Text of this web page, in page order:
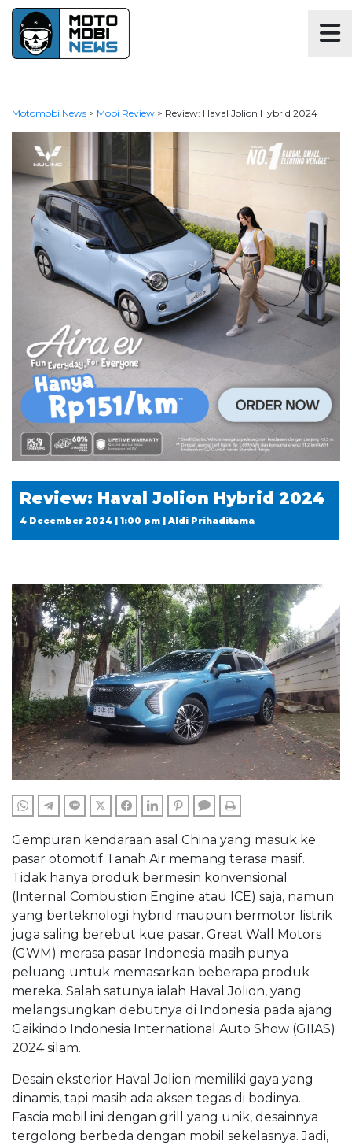
Motomobi News > Mobi Review > Review: Haval Jolion Hybrid 2024
Review: Haval Jolion Hybrid 2024
4 December 2024 | 1:00 pm | Aldi Prihaditama
WHATSAPPTELEGRAM
LINE TWITTERFACEBOOKLINKEDINPINTERESTCOMMENTS
Gempuran kendaraan asal China yang masuk ke
pasar otomotif Tanah Air memang terasa masif.
Tidak hanya produk bermesin konvensional
(Internal Combustion Engine atau ICE) saja, namun
yang berteknologi hybrid maupun bermotor listrik
juga saling berebut kue pasar. Great Wall Motors
(GWM) merasa pasar Indonesia masih punya
peluang untuk memasarkan beberapa produk
mereka. Salah satunya ialah Haval Jolion, yang
melangsungkan debutnya di Indonesia pada ajang
Gaikindo Indonesia International Auto Show (GIIAS)
2024 silam.
Desain eksterior Haval Jolion memiliki gaya yang
dinamis, tapi masih ada aksen tegas di bodinya.
Fascia mobil ini dengan grill yang unik, desainnya
tergolong berbeda dengan mobil sekelasnya. Jadi,